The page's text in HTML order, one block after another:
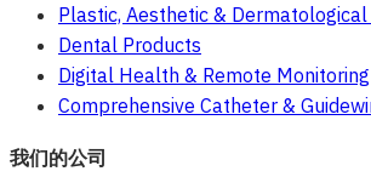
Plastic, Aesthetic &
Dental Products
Digital Health & Remote Monitoring
Comprehensive Catheter &
我们的公司